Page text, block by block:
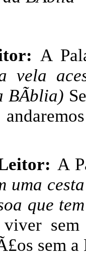
A
vela
BÃ­blia)
A
uma
que
sem a